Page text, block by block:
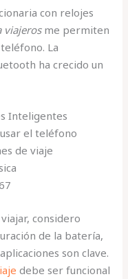
con relojes
viajerosme permiten
La
ha crecido un
Inteligentes
el teléfono
de viaje
considero
de la batería,
son clave.
debe ser funcional